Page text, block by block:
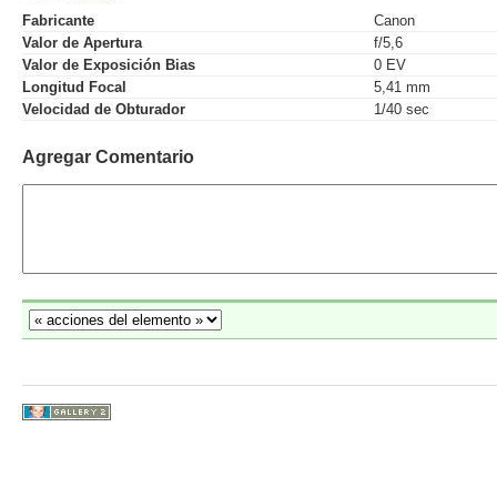
Fabricante
Canon
Valor de Apertura
f/5,6
Valor de Exposición Bias
0 EV
Longitud Focal
5,41 mm
Velocidad de Obturador
1/40 sec
Agregar Comentario